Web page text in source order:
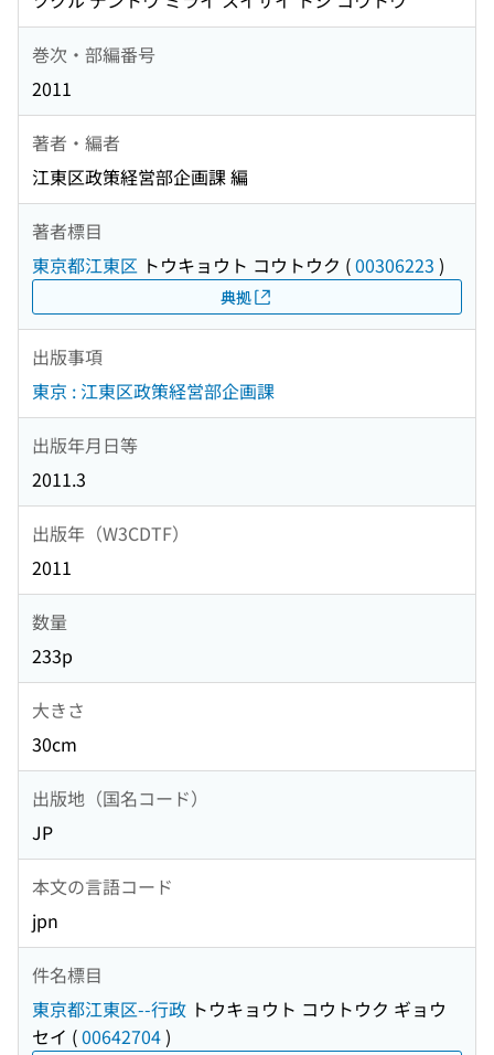
巻次・部編番号
2011
著者・編者
江東区政策経営部企画課 編
著者標目
東京都江東区 トウキョウト コウトウク (00306223 )
典拠
出版事項
東京 : 江東区政策経営部企画課
出版年月日等
2011.3
出版年（W3CDTF）
2011
数量
233p
大きさ
30cm
出版地（国名コード）
JP
本文の言語コード
jpn
件名標目
東京都江東区--行政 トウキョウト コウトウク ギョウ
セイ (00642704)